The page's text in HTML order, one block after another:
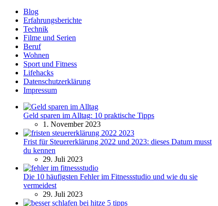
Blog
Erfahrungsberichte
Technik
Filme und Serien
Beruf
Wohnen
Sport und Fitness
Lifehacks
Datenschutzerklärung
Impressum
Geld sparen im Alltag: 10 praktische Tipps
1. November 2023
Frist für Steuererklärung 2022 und 2023: dieses Datum musst
du kennen
29. Juli 2023
Die 10 häufigsten Fehler im Fitnessstudio und wie du sie
vermeidest
29. Juli 2023